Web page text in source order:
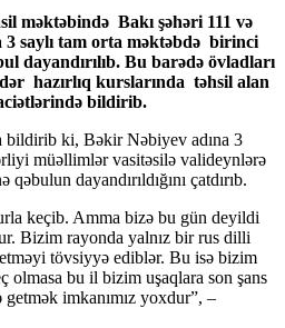
məktəbində Bakı şəhəri 111 və
3 saylı tam orta məktəbdə birinci
dayandırılıb. Bu barədə övladları
hazırlıq kurslarında təhsil alan
bildirib.
ki, Bəkir Nəbiyev adına 3
müəllimlər vasitəsilə valideynlərə
dayandırıldığını çatdırıb.
keçib. Amma bizə bu gün deyildi
Bizim rayonda yalnız bir rus dilli
tövsiyyə ediblər. Bu isə bizim
olmasa bu il bizim uşaqlara son şans
imkanımız yoxdur”, –